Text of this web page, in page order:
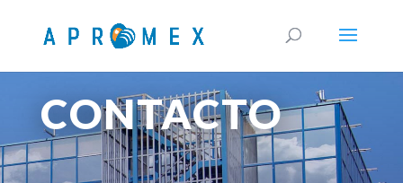
CONTACTO